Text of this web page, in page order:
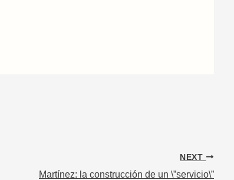
NEXT
Martínez: la construcción de un \”servicio\”